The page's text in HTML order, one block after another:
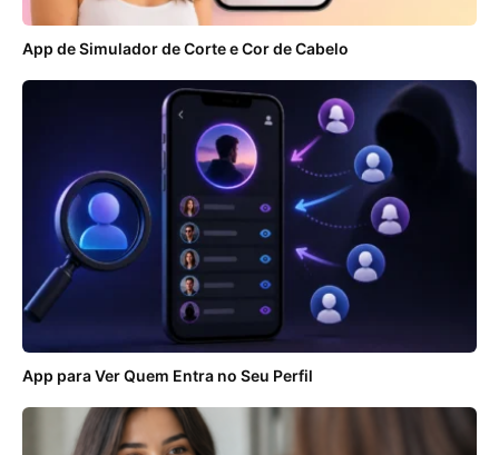
App de Simulador de Corte e Cor de Cabelo
App para Ver Quem Entra no Seu Perfil